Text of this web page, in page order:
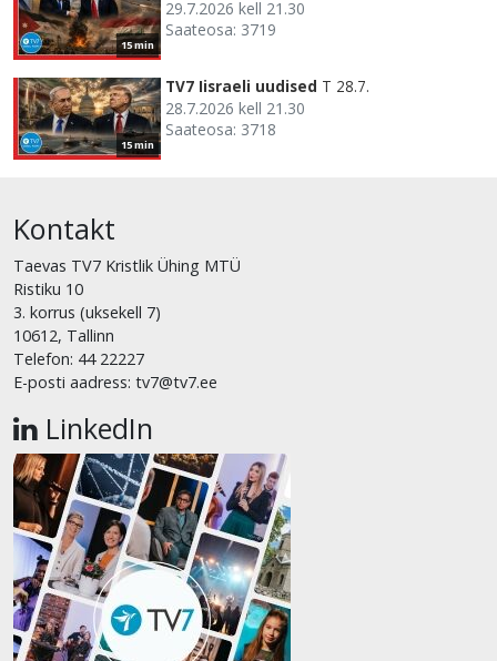
15 min
29.7.2026 kell 21.30
Saateosa: 3719
15 min
TV7 Iisraeli uudised T 28.7.
28.7.2026 kell 21.30
Saateosa: 3718
Kontakt
Taevas TV7 Kristlik Ühing MTÜ
Ristiku 10
3. korrus (uksekell 7)
10612, Tallinn
Telefon: 44 22227
E-posti aadress: tv7@tv7.ee
LinkedIn